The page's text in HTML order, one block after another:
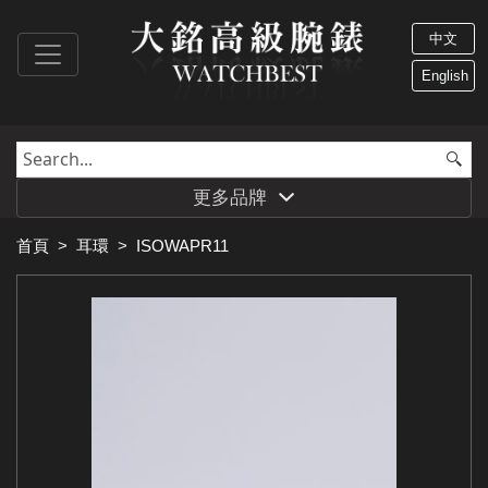
中文
English
更多品牌
首頁 > 耳環 > ISOWAPR11